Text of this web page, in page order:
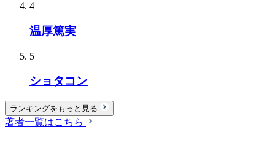
4
温厚篤実
5
ショタコン
ランキングをもっと見る
著者一覧はこちら